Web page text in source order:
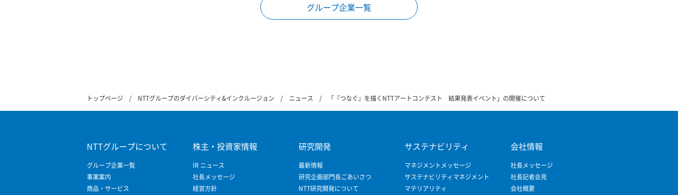
グループ企業一覧
トップページ NTTグループのダイバーシティ&インクルージョン ニュース 「『つなぐ』を描くNTTアートコンテスト 結果発表イベント」の開催について
NTTグループについて
グループ企業一覧
事業案内
商品・サービス
株主・投資家情報
IR ニュース
社長メッセージ
経営方針
研究開発
最新情報
研究企画部門長ごあいさつ
NTT研究開発について
サステナビリティ
マネジメントメッセージ
サステナビリティマネジメント
マテリアリティ
会社情報
社長メッセージ
社長記者会見
会社概要